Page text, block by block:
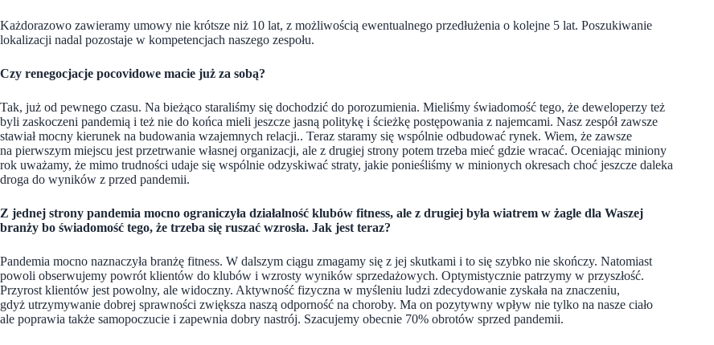
Każdorazowo zawieramy umowy nie krótsze niż 10 lat, z możliwością ewentualnego przedłużenia o kolejne 5 lat. Poszukiwanie
lokalizacji nadal pozostaje w kompetencjach naszego zespołu.
Czy renegocjacje pocovidowe macie już za sobą?
Tak, już od pewnego czasu. Na bieżąco staraliśmy się dochodzić do porozumienia. Mieliśmy świadomość tego, że deweloperzy też
byli zaskoczeni pandemią i też nie do końca mieli jeszcze jasną politykę i ścieżkę postępowania z najemcami. Nasz zespół zawsze
stawiał mocny kierunek na budowania wzajemnych relacji.. Teraz staramy się wspólnie odbudować rynek. Wiem, że zawsze
na pierwszym miejscu jest przetrwanie własnej organizacji, ale z drugiej strony potem trzeba mieć gdzie wracać. Oceniając miniony
rok uważamy, że mimo trudności udaje się wspólnie odzyskiwać straty, jakie ponieśliśmy w minionych okresach choć jeszcze daleka
droga do wyników z przed pandemii.
Z jednej strony pandemia mocno ograniczyła działalność klubów fitness, ale z drugiej była wiatrem w żagle dla Waszej
branży bo świadomość tego, że trzeba się ruszać wzrosła. Jak jest teraz?
Pandemia mocno naznaczyła branżę fitness. W dalszym ciągu zmagamy się z jej skutkami i to się szybko nie skończy. Natomiast
powoli obserwujemy powrót klientów do klubów i wzrosty wyników sprzedażowych. Optymistycznie patrzymy w przyszłość.
Przyrost klientów jest powolny, ale widoczny. Aktywność fizyczna w myśleniu ludzi zdecydowanie zyskała na znaczeniu,
gdyż utrzymywanie dobrej sprawności zwiększa naszą odporność na choroby. Ma on pozytywny wpływ nie tylko na nasze ciało
ale poprawia także samopoczucie i zapewnia dobry nastrój. Szacujemy obecnie 70% obrotów sprzed pandemii.